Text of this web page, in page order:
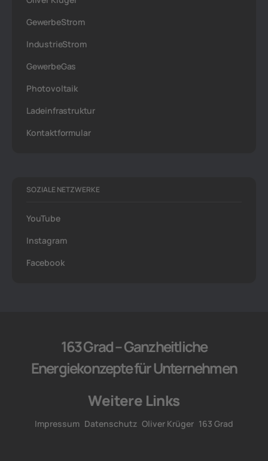
GewerbeStrom
IndustrieStrom
GewerbeGas
Photovoltaik
Ladeinfrastruktur
Kontaktformular
SOZIALE NETZWERKE
YouTube
Instagram
Facebook
163 Grad – Ganzheitliche
Energiekonzepte für Unternehmen
Weitere Links
Impressum Datenschutz Oliver Krüger 163 Grad